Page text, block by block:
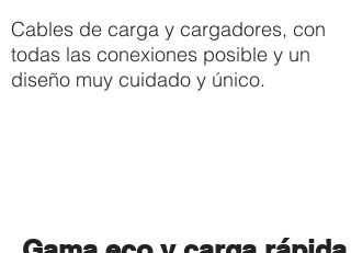
Cables de carga y cargadores, con
todas las conexiones posible y un
diseño muy cuidado y único.